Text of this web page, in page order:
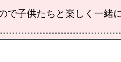
で子供たちと楽しく一緒